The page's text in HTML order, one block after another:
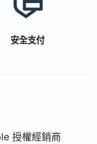
安全支付
授權經銷商